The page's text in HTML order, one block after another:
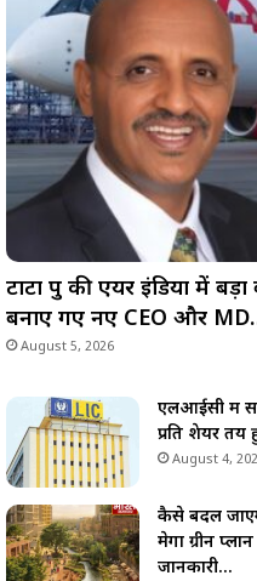
टाटा ग्रुप की एयर इंडिया में
बनाए गए नए CEO और
August 5, 2026
एलआईसी में
प्रति शेयर तय
August 4,
कैसे बदल
मेगा ग्रीन
जानकारी…